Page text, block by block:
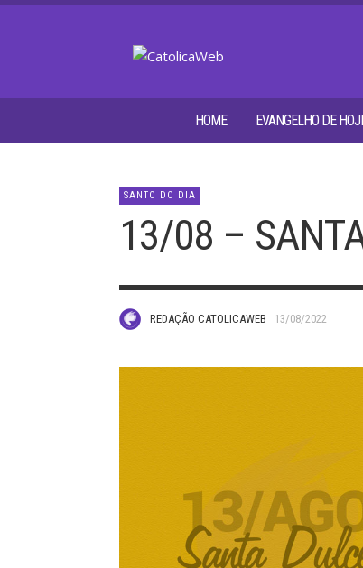
HOME EVANGELHO DE
SANTO DO DIA
13/08 –
REDAÇÃO CATOLICAWEB 13/08/2022